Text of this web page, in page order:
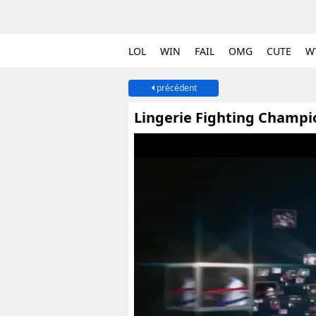
LOL WIN FAIL OMG CUTE
précédent
Lingerie Fighting